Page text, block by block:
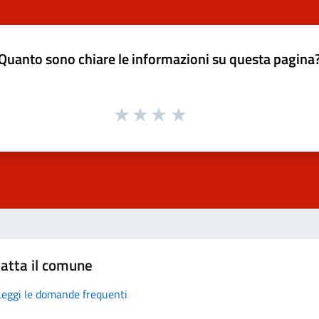
sono chiare le informazioni su questa
il comune
le domande frequenti